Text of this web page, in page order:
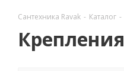
Сантехника Ravak - Каталог -
Крепления